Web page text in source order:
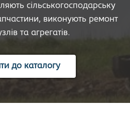
сільськогосподарську
виконують ремонт
та агрегатів.
до каталогу